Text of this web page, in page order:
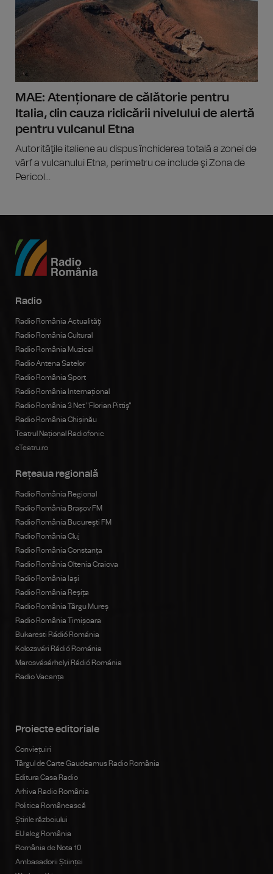
MAE: Atenționare de călătorie pentru
Italia, din cauza ridicării nivelului de alertă
pentru vulcanul Etna
Autorităţile italiene au dispus închiderea totală a zonei de
vârf a vulcanului Etna, perimetru ce include şi Zona de
Pericol...
Radio
Radio România Actualităţi
Radio România Cultural
Radio România Muzical
Radio Antena Satelor
Radio România Sport
Radio România Internațional
Radio România 3 Net "Florian Pittiş"
Radio România Chișinău
Teatrul Național Radiofonic
eTeatru.ro
Rețeaua regională
Radio România Regional
Radio România Brașov FM
Radio România Bucureşti FM
Radio România Cluj
Radio România Constanța
Radio România Oltenia Craiova
Radio România Iași
Radio România Reșița
Radio România Târgu Mureș
Radio România Timișoara
Bukaresti Rádió Románia
Kolozsvári Rádió Románia
Marosvásárhelyi Rádió Románia
Radio Vacanța
Proiecte editoriale
Conviețuiri
Târgul de Carte Gaudeamus Radio România
Editura Casa Radio
Arhiva Radio România
Politica Românească
Știrile războiului
EU aleg România
România de Nota 10
Ambasadorii Științei